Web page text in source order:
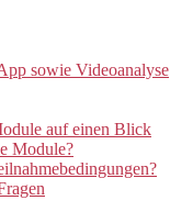
sowie Videoanalyse
auf einen Blick
Module?